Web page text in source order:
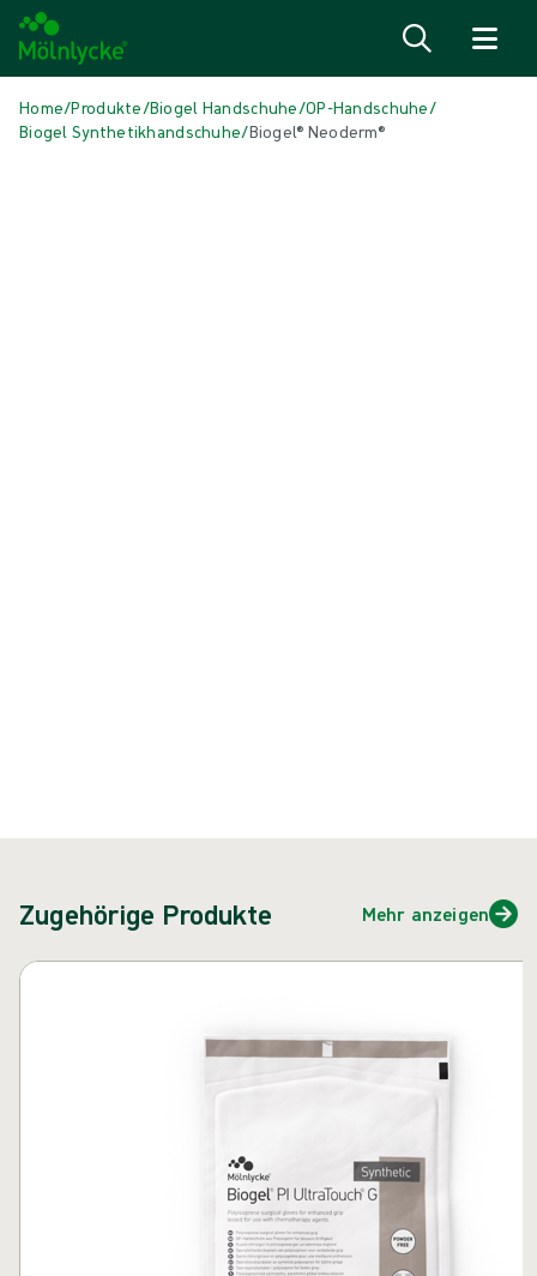
Home/Produkte/Biogel Handschuhe/OP-Handschuhe/
Biogel Synthetikhandschuhe/Biogel® Neoderm®
Zugehörige Produkte Mehr anzeigen